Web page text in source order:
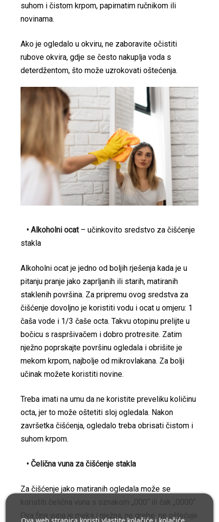
suhom i čistom krpom, papirnatim ručnikom ili
novinama.
Ako je ogledalo u okviru, ne zaboravite očistiti
rubove okvira, gdje se često nakuplja voda s
deterdžentom, što može uzrokovati oštećenja.
• Alkoholni ocat– učinkovito sredstvo za čišćenje
stakla
Alkoholni ocat je jedno od boljih rješenja kada je u
pitanju pranje jako zaprljanih ili starih, matiranih
staklenih površina. Za pripremu ovog sredstva za
čišćenje dovoljno je koristiti vodu i ocat u omjeru: 1
čaša vode i 1/3 čaše octa. Takvu otopinu prelijte u
bočicu s raspršivačem i dobro protresite. Zatim
nježno poprskajte površinu ogledala i obrišite je
mekom krpom, najbolje od mikrovlakana. Za bolji
učinak možete koristiti novine.
Treba imati na umu da ne koristite preveliku količinu
octa, jer to može oštetiti sloj ogledala. Nakon
završetka čišćenja, ogledalo treba obrisati čistom i
suhom krpom.
• Čelična vuna za čišćenje stakla
Za čišćenje jako matiranih ogledala može se
koristiti čelična vuna s oznakom „000“ ili čak „0000“.
Ova fina vuna je meka i nježna, ne grebe, ne oštećuje
Ova web stranica koristi vlastite kolačiće i kolačiće